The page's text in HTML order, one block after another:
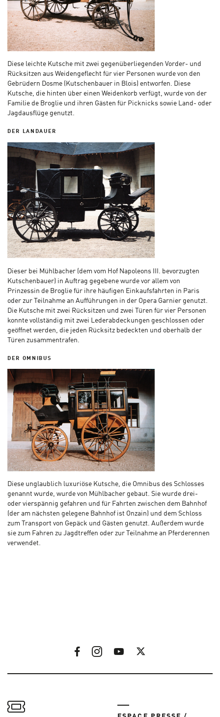
Diese leichte Kutsche mit zwei gegenüberliegenden Vorder- und
Rücksitzen aus Weidengeflecht für vier Personen wurde von den
Gebrüdern Dosme (Kutschenbauer in Blois) entworfen. Diese
Kutsche, die hinten über einen Weidenkorb verfügt, wurde von der
Familie de Broglie und ihren Gästen für Picknicks sowie Land- oder
Jagdausflüge genutzt.
DER LANDAUER
Dieser bei Mühlbacher (dem vom Hof Napoleons III. bevorzugten
Kutschenbauer) in Auftrag gegebene wurde vor allem von
Prinzessin de Broglie für ihre häufigen Einkaufsfahrten in Paris
oder zur Teilnahme an Aufführungen in der Opera Garnier genutzt.
Die Kutsche mit zwei Rücksitzen und zwei Türen für vier Personen
konnte vollständig mit zwei Lederabdeckungen geschlossen oder
geöffnet werden, die jeden Rücksitz bedeckten und oberhalb der
Türen zusammentrafen.
DER OMNIBUS
Diese unglaublich luxuriöse Kutsche, die Omnibus des Schlosses
genannt wurde, wurde von Mühlbacher gebaut. Sie wurde drei-
oder vierspännig gefahren und für Fahrten zwischen dem Bahnhof
(der am nächsten gelegene Bahnhof ist Onzain) und dem Schloss
zum Transport von Gepäck und Gästen genutzt. Außerdem wurde
sie zum Fahren zu Jagdtreffen oder zur Teilnahme an Pferderennen
verwendet.